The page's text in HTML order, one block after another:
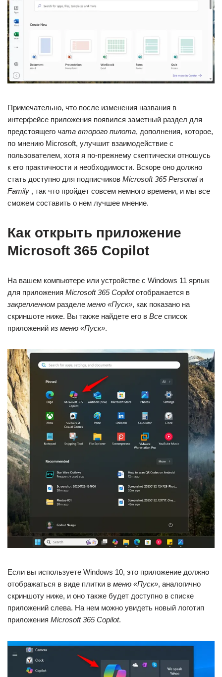
Примечательно, что после изменения названия в
интерфейсе приложения появился заметный раздел для
предстоящего чата второго пилота, дополнения, которое,
по мнению Microsoft, улучшит взаимодействие с
пользователем, хотя я по-прежнему скептически отношусь
к его практичности и необходимости. Вскоре оно должно
стать доступно для подписчиков Microsoft 365 Personal и
Family , так что пройдет совсем немного времени, и мы все
сможем составить о нем лучшее мнение.
Как открыть приложение
Microsoft 365 Copilot
На вашем компьютере или устройстве с Windows 11 ярлык
для приложения Microsoft 365 Copilotотображается в
закрепленном разделе меню «Пуск», как показано на
скриншоте ниже. Вы также найдете его в Все список
приложений из меню «Пуск».
Если вы используете Windows 10, это приложение должно
отображаться в виде плитки в меню «Пуск», аналогично
скриншоту ниже, и оно также будет доступно в списке
приложений слева. На нем можно увидеть новый логотип
приложения Microsoft 365 Copilot.